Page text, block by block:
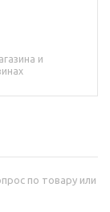
и
по товару или